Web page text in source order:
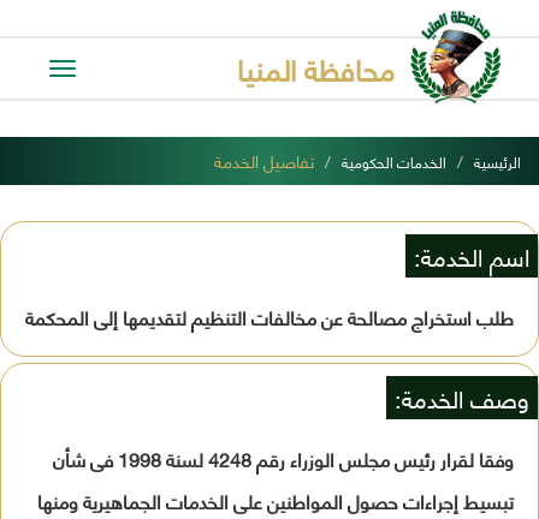
Toggle
محافظة المنيا
الرئيسية الخدمات الحكومية تفاصيل الخدمة
اسم الخدمة:
طلب استخراج مصالحة عن مخالفات التنظيم لتقديمها إلى المحكمة
وصف الخدمة:
وفقا لقرار رئيس مجلس الوزراء رقم 4248 لسنة 1998 فى شأن
تبسيط إجراءات حصول المواطنين على الخدمات الجماهيرية ومنها